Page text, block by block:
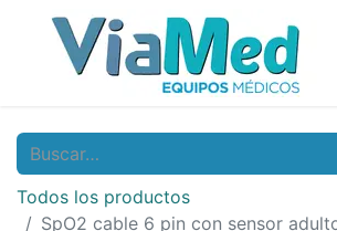
Todos los productos
SpO2 cable 6 pin con sensor